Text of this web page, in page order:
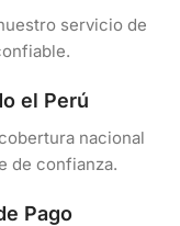
servicio de
el Perú
nacional
de confianza.
Pago